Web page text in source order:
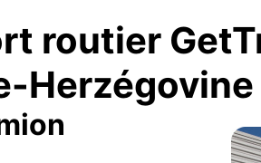
routier
Herzégovine